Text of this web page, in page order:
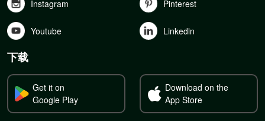
Instagram Pinterest
Youtube Linkedln
下载
Get it on
Google Play
Download on the
App Store